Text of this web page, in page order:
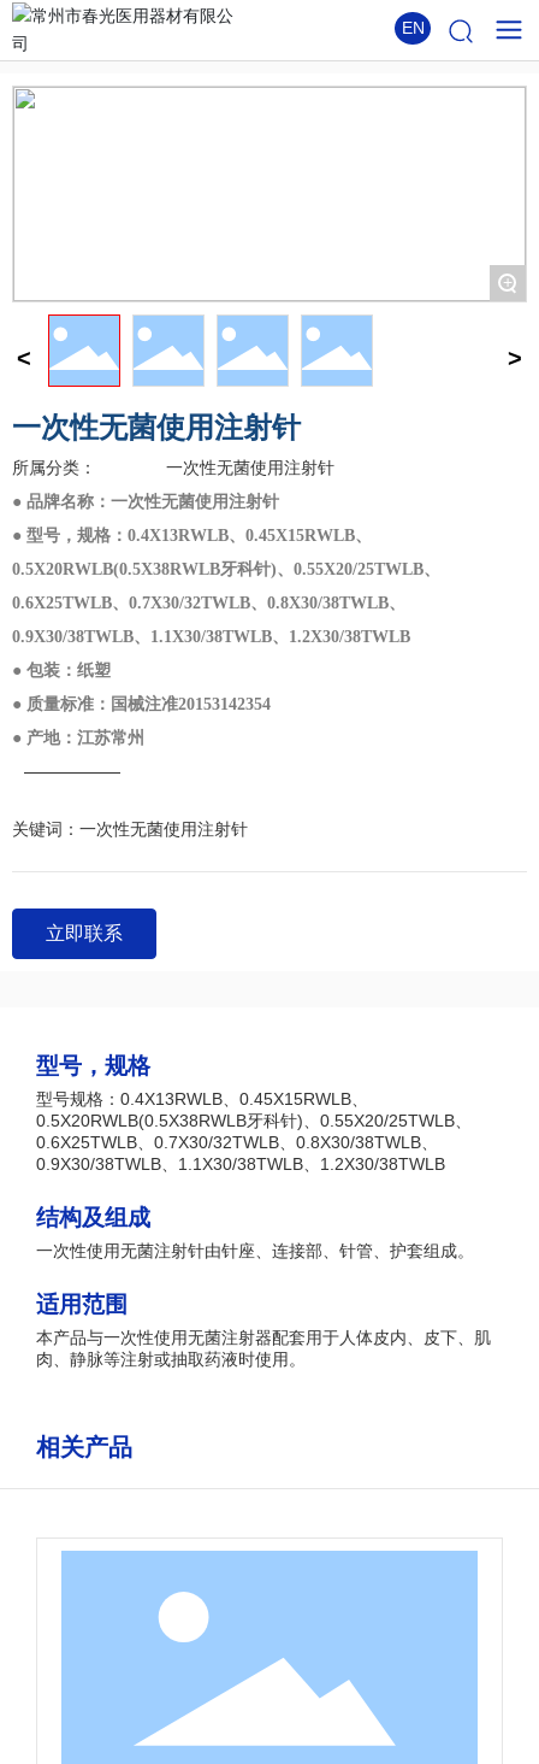
EN
+
一次性无菌使用注射针
所属分类： 一次性无菌使用注射针
● 品牌名称：一次性无菌使用注射针
● 型号，规格：0.4X13RWLB、0.45X15RWLB、
0.5X20RWLB(0.5X38RWLB牙科针)、0.55X20/25TWLB、
0.6X25TWLB、0.7X30/32TWLB、0.8X30/38TWLB、
0.9X30/38TWLB、1.1X30/38TWLB、1.2X30/38TWLB
● 包装：纸塑
● 质量标准：国械注准20153142354
● 产地：江苏常州
关键词： 一次性无菌使用注射针
立即联系
型号，规格
型号规格：0.4X13RWLB、0.45X15RWLB、
0.5X20RWLB(0.5X38RWLB牙科针)、0.55X20/25TWLB、
0.6X25TWLB、0.7X30/32TWLB、0.8X30/38TWLB、
0.9X30/38TWLB、1.1X30/38TWLB、1.2X30/38TWLB
结构及组成
一次性使用无菌注射针由针座、连接部、针管、护套组成。
适用范围
本产品与一次性使用无菌注射器配套用于人体皮内、皮下、肌
肉、静脉等注射或抽取药液时使用。
相关产品